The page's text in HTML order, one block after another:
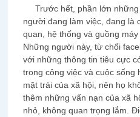
Trước hết, phần lớn những
người đang làm việc, đang là
quan, hệ thống và guồng
Những người này, từ chối
với những thông tin tiêu cực
trong công việc và cuộc sống
mặt trái của xã hội, nên họ
thêm những vấn nạn của xã
nhỏ, không quan trọng lắm.